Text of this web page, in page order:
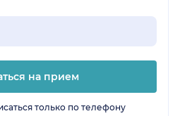
на прием
только по телефону